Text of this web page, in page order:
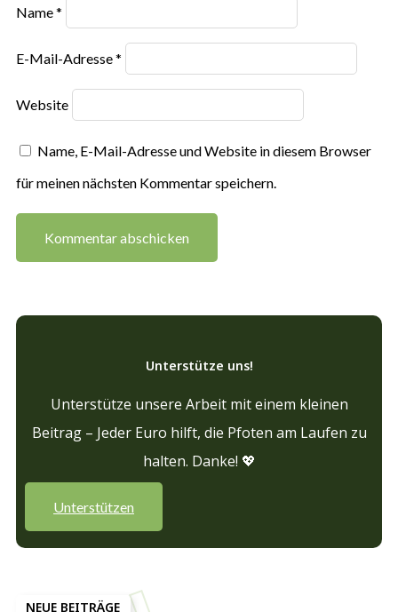
Name*
E-Mail-Adresse*
Website
Name, E-Mail-Adresse und Website in diesem Browser
für meinen nächsten Kommentar speichern.
Unterstütze uns!
Unterstütze unsere Arbeit mit einem kleinen
Beitrag – Jeder Euro hilft, die Pfoten am Laufen zu
halten. Danke! 💖
Unterstützen
NEUE BEITRÄGE